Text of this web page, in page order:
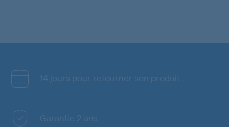
14 jours pour retourner son produit
Garantie 2 ans